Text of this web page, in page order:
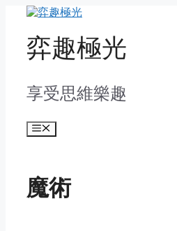
content弈趣極光
享受思維樂趣
Menu
魔術